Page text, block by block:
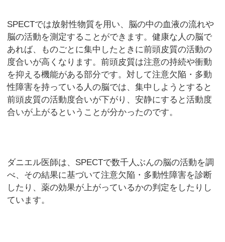
SPECTでは放射性物質を用い、脳の中の血液の流れや
脳の活動を測定することができます。健康な人の脳で
あれば、ものごとに集中したときに前頭皮質の活動の
度合いが高くなります。前頭皮質は注意の持続や衝動
を抑える機能がある部分です。対して注意欠陥・多動
性障害を持っている人の脳では、集中しようとすると
前頭皮質の活動度合いが下がり、安静にすると活動度
合いが上がるということが分かったのです。
ダニエル医師は、SPECTで数千人ぶんの脳の活動を調
べ、その結果に基づいて注意欠陥・多動性障害を診断
したり、薬の効果が上がっているかの判定をしたりし
ています。